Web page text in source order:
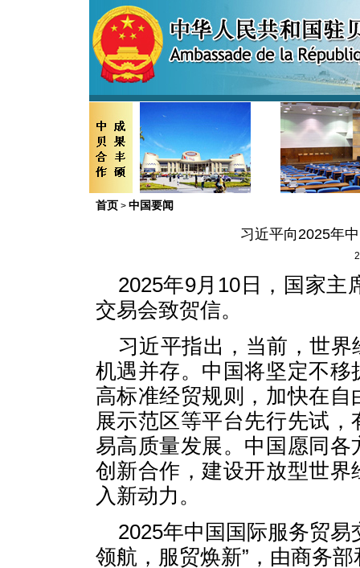
首页 > 中国要闻
习近平向2025年
2025年9月10日，国家主
交易会致贺信。
习近平指出，当前，世
机遇并存。中国将坚定不
高标准经贸规则，加快在
展示范区等平台先行先试
易高质量发展。中国愿同
创新合作，建设开放型世
入新动力。
2025年中国国际服务贸
领航，服贸焕新”，由商务